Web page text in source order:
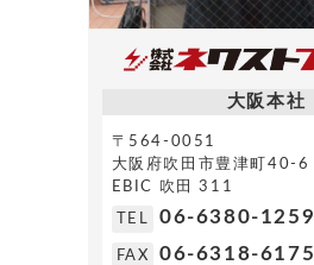
大阪本社
〒564-0051
大阪府吹田市豊津町40-6
EBIC 吹田 311
TEL 06-6380-1259
FAX 06-6318-6175